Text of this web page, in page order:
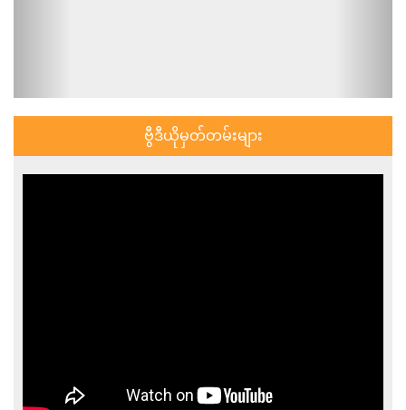
ဗွီဒီယိုမှတ်တမ်းများ